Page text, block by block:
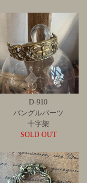
D-910
バングルパーツ
十字架
SOLD OUT